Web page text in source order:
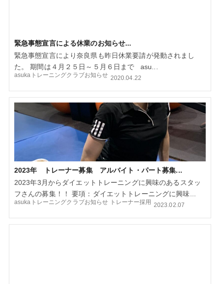
緊急事態宣言による休業のお知らせ...
緊急事態宣言により奈良県も昨日休業要請が発動されまし
た。 期間は４月２５日～５月６日まで asu...
asukaトレーニングクラブお知らせ 2020.04.22
2023年 トレーナー募集 アルバイト・パート募集...
2023年3月からダイエットトレーニングに興味のあるスタッ
フさんの募集！！ 要項：ダイエットトレーニングに興味...
asukaトレーニングクラブお知らせ トレーナー採用 2023.02.07